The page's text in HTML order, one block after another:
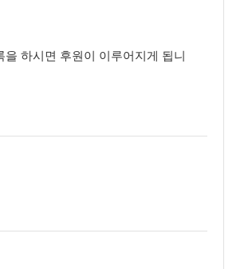
하시면 후원이 이루어지게 됩니